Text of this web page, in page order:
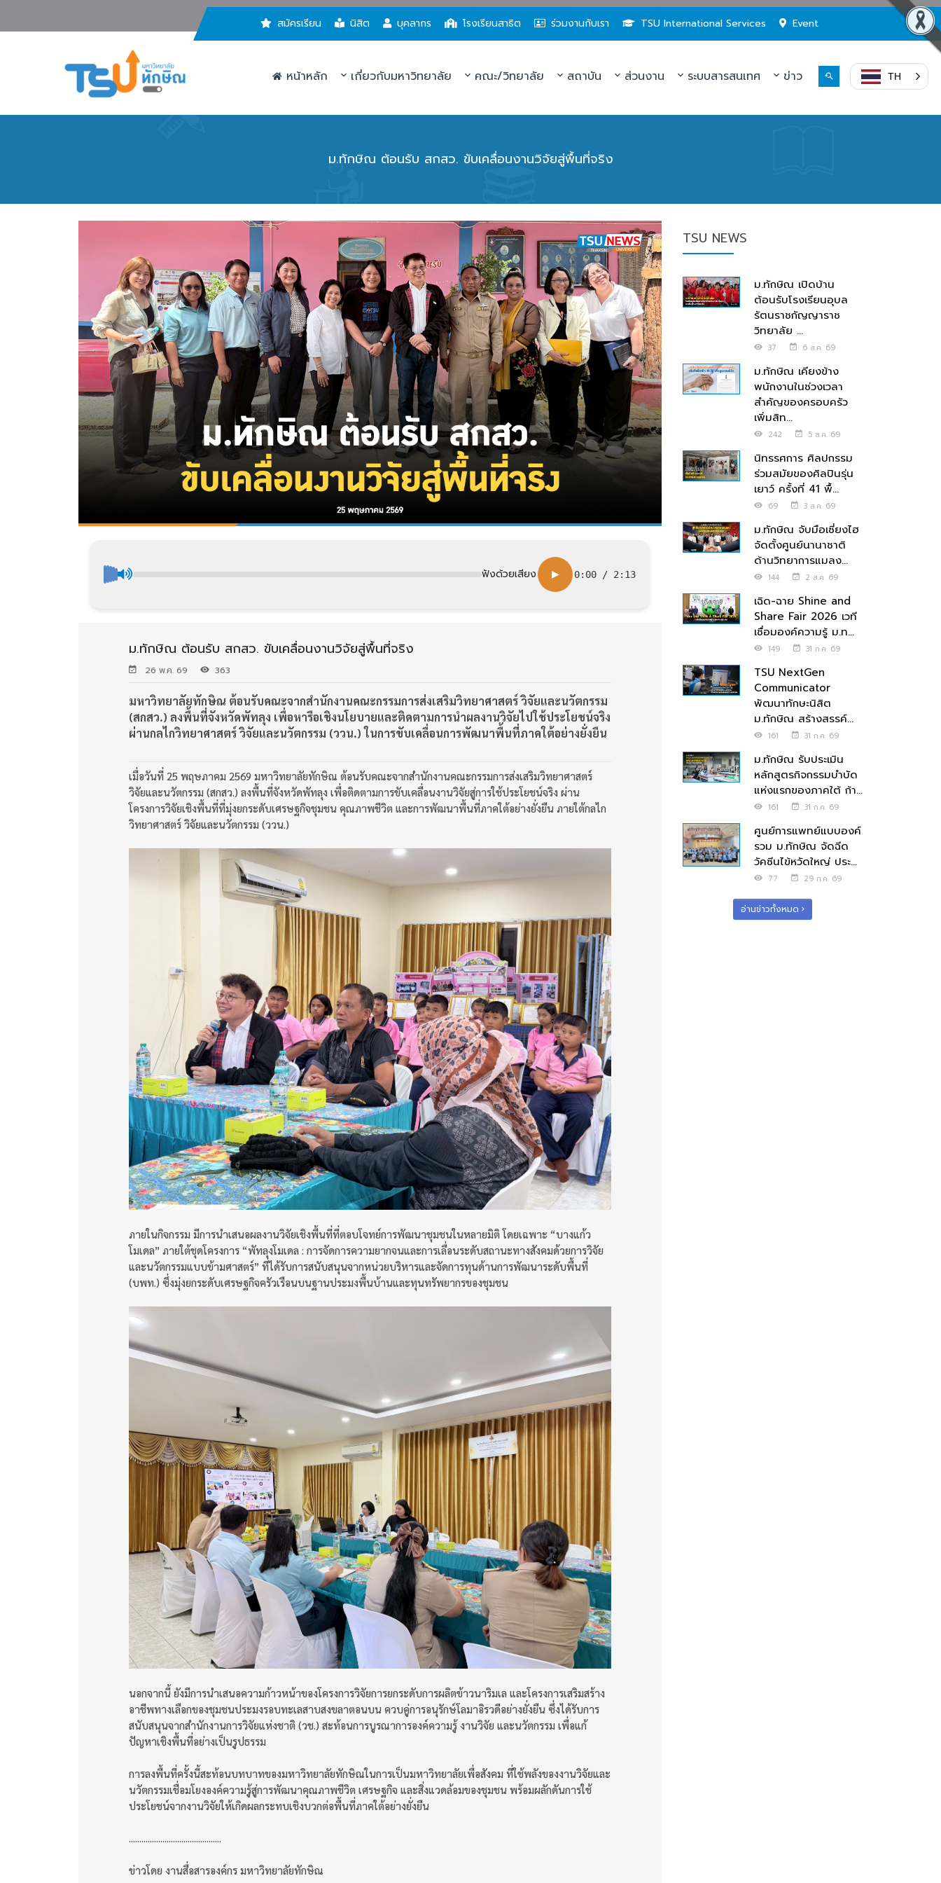
สมัครเรียน นิสิต บุคลากร โรงเรียนสาธิต ร่วมงานกับเรา TSU International Services Event
หน้าหลัก เกี่ยวกับมหาวิทยาลัย คณะ/วิทยาลัย สถาบัน ส่วนงาน ระบบสารสนเทศ ข่าว TH
ม.ทักษิณ ต้อนรับ สกสว. ขับเคลื่อนงานวิจัยสู่พื้นที่จริง
ฟังด้วยเสียง ▶ 0:00 / 2:13
ม.ทักษิณ ต้อนรับ สกสว. ขับเคลื่อนงานวิจัยสู่พื้นที่จริง
26 พ.ค. 69 363
มหาวิทยาลัยทักษิณ ต้อนรับคณะจากสำนักงานคณะกรรมการส่งเสริมวิทยาศาสตร์ วิจัยและนวัตกรรม
(สกสว.) ลงพื้นที่จังหวัดพัทลุง เพื่อหารือเชิงนโยบายและติดตามการนำผลงานวิจัยไปใช้ประโยชน์จริง
ผ่านกลไกวิทยาศาสตร์ วิจัยและนวัตกรรม (ววน.) ในการขับเคลื่อนการพัฒนาพื้นที่ภาคใต้อย่างยั่งยืน
เมื่อวันที่ 25 พฤษภาคม 2569 มหาวิทยาลัยทักษิณ ต้อนรับคณะจากสำนักงานคณะกรรมการส่งเสริมวิทยาศาสตร์
วิจัยและนวัตกรรม (สกสว.) ลงพื้นที่จังหวัดพัทลุง เพื่อติดตามการขับเคลื่อนงานวิจัยสู่การใช้ประโยชน์จริง ผ่าน
โครงการวิจัยเชิงพื้นที่ที่มุ่งยกระดับเศรษฐกิจชุมชน คุณภาพชีวิต และการพัฒนาพื้นที่ภาคใต้อย่างยั่งยืน ภายใต้กลไก
วิทยาศาสตร์ วิจัยและนวัตกรรม (ววน.)
ภายในกิจกรรม มีการนำเสนอผลงานวิจัยเชิงพื้นที่ที่ตอบโจทย์การพัฒนาชุมชนในหลายมิติ โดยเฉพาะ “บางแก้ว
โมเดล” ภายใต้ชุดโครงการ “พัทลุงโมเดล : การจัดการความยากจนและการเลื่อนระดับสถานะทางสังคมด้วยการวิจัย
และนวัตกรรมแบบข้ามศาสตร์” ที่ได้รับการสนับสนุนจากหน่วยบริหารและจัดการทุนด้านการพัฒนาระดับพื้นที่
(บพท.) ซึ่งมุ่งยกระดับเศรษฐกิจครัวเรือนบนฐานประมงพื้นบ้านและทุนทรัพยากรของชุมชน
นอกจากนี้ ยังมีการนำเสนอความก้าวหน้าของโครงการวิจัยการยกระดับการผลิตข้าวนาริมเล และโครงการเสริมสร้าง
อาชีพทางเลือกของชุมชนประมงรอบทะเลสาบสงขลาตอนบน ควบคู่การอนุรักษ์โลมาอิรวดีอย่างยั่งยืน ซึ่งได้รับการ
สนับสนุนจากสำนักงานการวิจัยแห่งชาติ (วช.) สะท้อนการบูรณาการองค์ความรู้ งานวิจัย และนวัตกรรม เพื่อแก้
ปัญหาเชิงพื้นที่อย่างเป็นรูปธรรม
การลงพื้นที่ครั้งนี้สะท้อนบทบาทของมหาวิทยาลัยทักษิณในการเป็นมหาวิทยาลัยเพื่อสังคม ที่ใช้พลังของงานวิจัยและ
นวัตกรรมเชื่อมโยงองค์ความรู้สู่การพัฒนาคุณภาพชีวิต เศรษฐกิจ และสิ่งแวดล้อมของชุมชน พร้อมผลักดันการใช้
ประโยชน์จากงานวิจัยให้เกิดผลกระทบเชิงบวกต่อพื้นที่ภาคใต้อย่างยั่งยืน
ข่าวโดย งานสื่อสารองค์กร มหาวิทยาลัยทักษิณ
TSU NEWS
ม.ทักษิณ เปิดบ้าน
ต้อนรับโรงเรียนอุบล
รัตนราชกัญญาราช
วิทยาลัย ...
37 6 ส.ค. 69
ม.ทักษิณ เคียงข้าง
พนักงานในช่วงเวลา
สำคัญของครอบครัว
เพิ่มสิท...
242 5 ส.ค. 69
นิทรรศการ ศิลปกรรม
ร่วมสมัยของศิลปินรุ่น
เยาว์ ครั้งที่ 41 พื้...
69 3 ส.ค. 69
ม.ทักษิณ จับมือเซี่ยงไฮ
จัดตั้งศูนย์นานาชาติ
ด้านวิทยาการแมลง...
144 2 ส.ค. 69
เฉิด-ฉาย Shine and
Share Fair 2026 เวที
เชื่อมองค์ความรู้ ม.ท...
149 31 ก.ค. 69
TSU NextGen
Communicator
พัฒนาทักษะนิสิต
ม.ทักษิณ สร้างสรรค์...
161 31 ก.ค. 69
ม.ทักษิณ รับประเมิน
หลักสูตรกิจกรรมบำบัด
แห่งแรกของภาคใต้ ก้า...
161 31 ก.ค. 69
ศูนย์การแพทย์แบบองค์
รวม ม.ทักษิณ จัดฉีด
วัคซีนไข้หวัดใหญ่ ประ...
77 29 ก.ค. 69
อ่านข่าวทั้งหมด